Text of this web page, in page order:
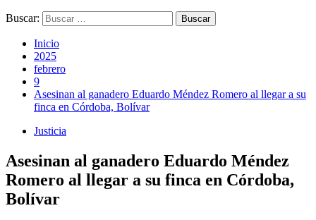
Buscar:
Inicio
2025
febrero
9
Asesinan al ganadero Eduardo Méndez Romero al llegar a su
finca en Córdoba, Bolívar
Justicia
Asesinan al ganadero Eduardo Méndez
Romero al llegar a su finca en Córdoba,
Bolívar